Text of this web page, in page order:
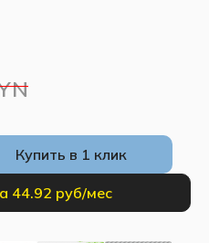
Купить в 1 клик
44.92 руб/мес